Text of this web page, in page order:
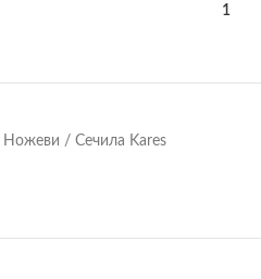
1
Ножеви / Сечила Kares